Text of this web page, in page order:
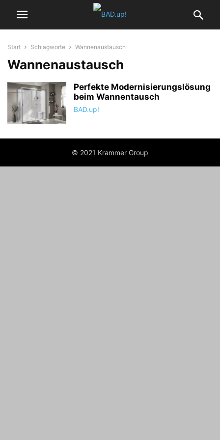
Start Schlagworte Wannenaustausch
Wannenaustausch
Perfekte Modernisierungslösung
beim Wannentausch
BAD.up!
© 2021 Krammer Group